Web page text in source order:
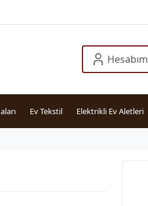
Hesabım
Ev Tekstil Elektrikli Ev Aletleri